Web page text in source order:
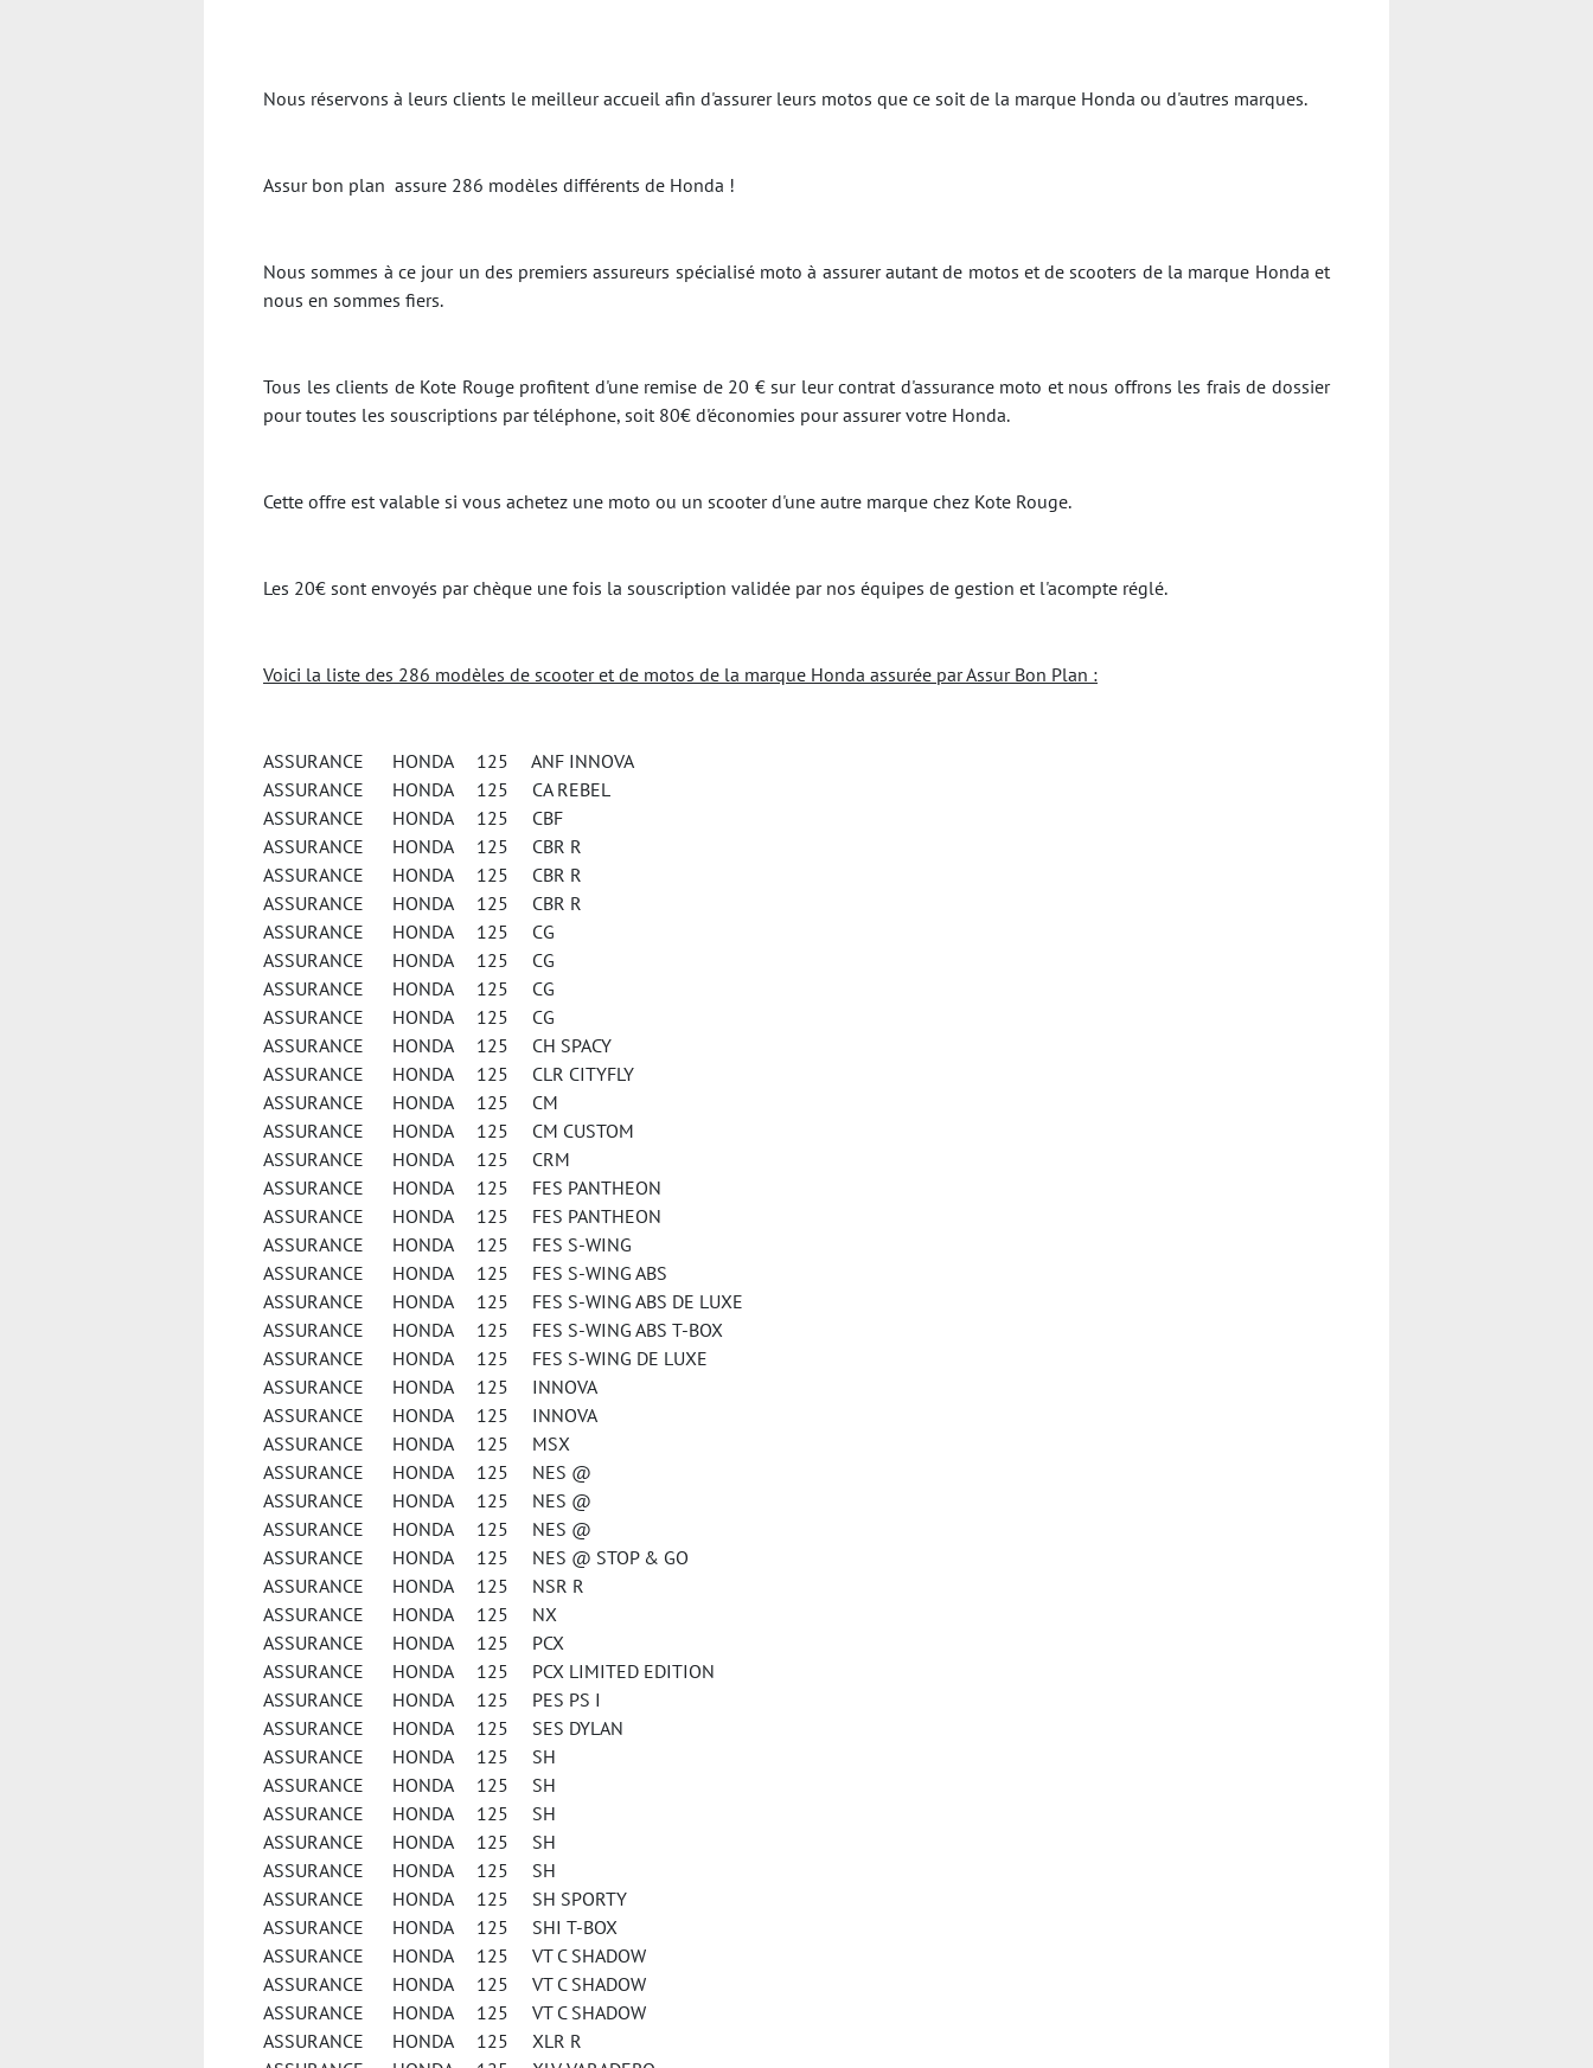
Nous réservons à leurs clients le meilleur accueil afin d'assurer leurs motos que ce soit de la marque Honda ou d'autres marques.
Assur bon plan assure 286 modèles différents de Honda !
Nous sommes à ce jour un des premiers assureurs spécialisé moto à assurer autant de motos et de scooters de la marque Honda et
nous en sommes fiers.
Tous les clients de Kote Rouge profitent d'une remise de 20 € sur leur contrat d'assurance moto et nous offrons les frais de dossier
pour toutes les souscriptions par téléphone, soit 80€ d'économies pour assurer votre Honda.
Cette offre est valable si vous achetez une moto ou un scooter d'une autre marque chez Kote Rouge.
Les 20€ sont envoyés par chèque une fois la souscription validée par nos équipes de gestion et l'acompte réglé.
Voici la liste des 286 modèles de scooter et de motos de la marque Honda assurée par Assur Bon Plan :
ASSURANCE HONDA 125 ANF INNOVA
ASSURANCE HONDA 125 CA REBEL
ASSURANCE HONDA 125 CBF
ASSURANCE HONDA 125 CBR R
ASSURANCE HONDA 125 CBR R
ASSURANCE HONDA 125 CBR R
ASSURANCE HONDA 125 CG
ASSURANCE HONDA 125 CG
ASSURANCE HONDA 125 CG
ASSURANCE HONDA 125 CG
ASSURANCE HONDA 125 CH SPACY
ASSURANCE HONDA 125 CLR CITYFLY
ASSURANCE HONDA 125 CM
ASSURANCE HONDA 125 CM CUSTOM
ASSURANCE HONDA 125 CRM
ASSURANCE HONDA 125 FES PANTHEON
ASSURANCE HONDA 125 FES PANTHEON
ASSURANCE HONDA 125 FES S-WING
ASSURANCE HONDA 125 FES S-WING ABS
ASSURANCE HONDA 125 FES S-WING ABS DE LUXE
ASSURANCE HONDA 125 FES S-WING ABS T-BOX
ASSURANCE HONDA 125 FES S-WING DE LUXE
ASSURANCE HONDA 125 INNOVA
ASSURANCE HONDA 125 INNOVA
ASSURANCE HONDA 125 MSX
ASSURANCE HONDA 125 NES @
ASSURANCE HONDA 125 NES @
ASSURANCE HONDA 125 NES @
ASSURANCE HONDA 125 NES @ STOP & GO
ASSURANCE HONDA 125 NSR R
ASSURANCE HONDA 125 NX
ASSURANCE HONDA 125 PCX
ASSURANCE HONDA 125 PCX LIMITED EDITION
ASSURANCE HONDA 125 PES PS I
ASSURANCE HONDA 125 SES DYLAN
ASSURANCE HONDA 125 SH
ASSURANCE HONDA 125 SH
ASSURANCE HONDA 125 SH
ASSURANCE HONDA 125 SH
ASSURANCE HONDA 125 SH
ASSURANCE HONDA 125 SH SPORTY
ASSURANCE HONDA 125 SHI T-BOX
ASSURANCE HONDA 125 VT C SHADOW
ASSURANCE HONDA 125 VT C SHADOW
ASSURANCE HONDA 125 VT C SHADOW
ASSURANCE HONDA 125 XLR R